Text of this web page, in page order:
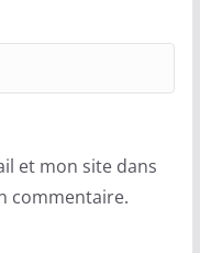
et mon site dans
commentaire.